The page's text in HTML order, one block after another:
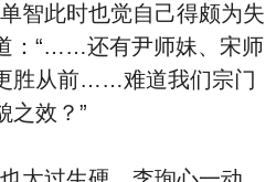
此时也觉自己得颇为失
：“……还有尹师妹、宋师
胜从前……难道我们宗门
之效？”